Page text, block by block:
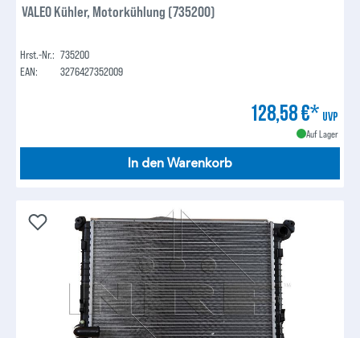
VALEO Kühler, Motorkühlung (735200)
Hrst.-Nr.: 735200
EAN:
3276427352009
128,58 €* UVP
Auf Lager
In den Warenkorb